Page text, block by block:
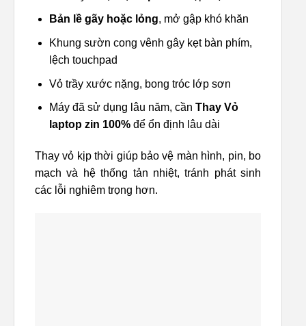
Bản lề gãy hoặc lỏng, mở gập khó khăn
Khung sườn cong vênh gây kẹt bàn phím,
lệch touchpad
Vỏ trầy xước nặng, bong tróc lớp sơn
Máy đã sử dụng lâu năm, cần Thay Vỏ
laptop zin 100%để ổn định lâu dài
Thay vỏ kịp thời giúp bảo vệ màn hình, pin, bo
mạch và hệ thống tản nhiệt, tránh phát sinh
các lỗi nghiêm trọng hơn.